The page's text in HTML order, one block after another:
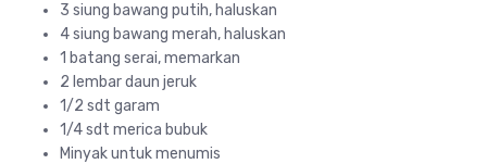
3 siung bawang putih, haluskan
4 siung bawang merah, haluskan
1 batang serai, memarkan
2 lembar daun jeruk
1/2 sdt garam
1/4 sdt merica bubuk
Minyak untuk menumis